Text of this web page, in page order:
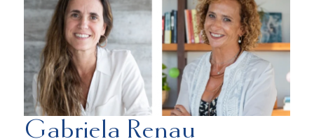
Gabriela Renau